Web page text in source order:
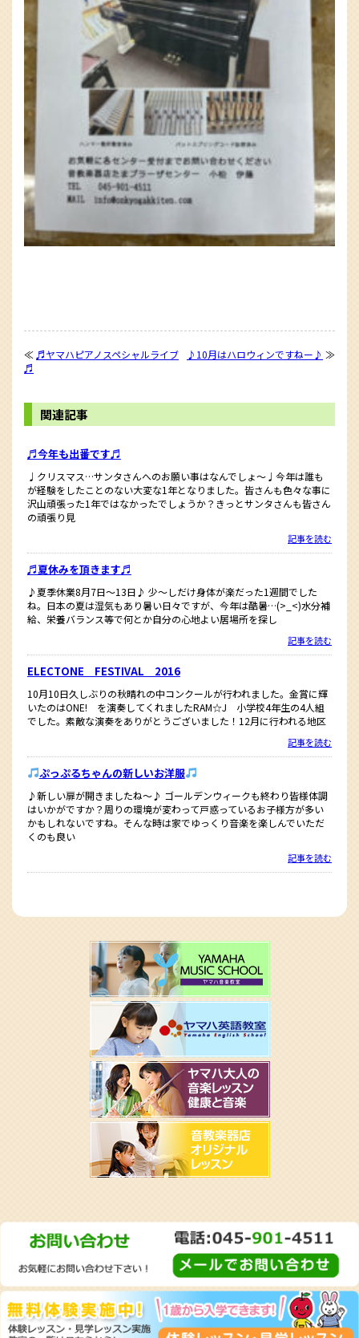
≪ ♬ヤマハピアノスペシャルライブ
♬
♪10月はハロウィンですねー♪ ≫
関連記事
♬今年も出番です♬
♩クリスマス…サンタさんへのお願い事はなんでしょ〜♩今年は誰も
が経験をしたことのない大変な1年となりました。皆さんも色々な事に
沢山頑張った1年ではなかったでしょうか？きっとサンタさんも皆さん
の頑張り見
記事を読む
♬夏休みを頂きます♬
♪夏季休業8月7日〜13日♪ 少〜しだけ身体が楽だった1週間でした
ね。日本の夏は湿気もあり暑い日々ですが、今年は酷暑…(>_<)水分補
給、栄養バランス等で何とか自分の心地よい居場所を探し
記事を読む
ELECTONE FESTIVAL 2016
10月10日久しぶりの秋晴れの中コンクールが行われました。金賞に輝
いたのはONE! を演奏してくれましたRAM☆J 小学校4年生の4人組
でした。素敵な演奏をありがとうございました！12月に行われる地区
記事を読む
ぷっぷるちゃんの新しいお洋服
♪新しい扉が開きましたね〜♪ ゴールデンウィークも終わり皆様体調
はいかがですか？周りの環境が変わって戸惑っているお子様方が多い
かもしれないですね。そんな時は家でゆっくり音楽を楽しんでいただ
くのも良い
記事を読む